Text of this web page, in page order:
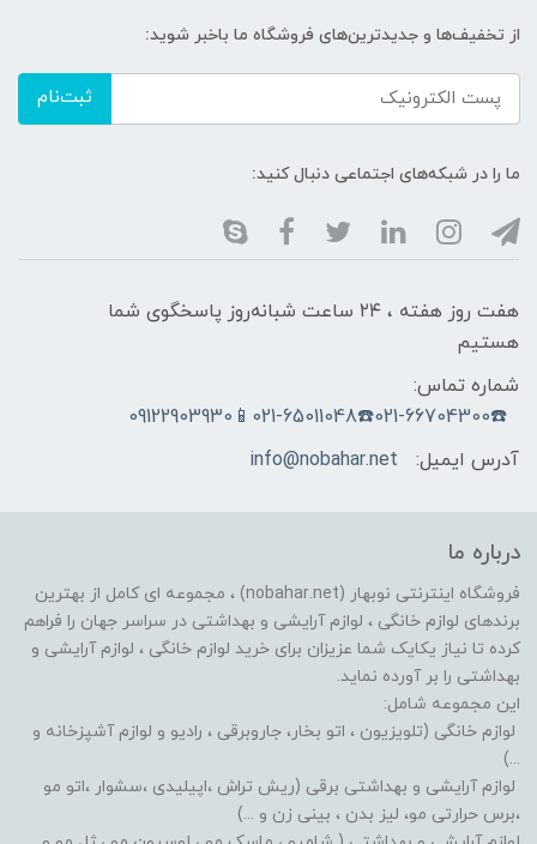
از تخفیف‌ها و جدیدترین‌های فروشگاه ما باخبر شوید:
ثبت‌نام
ما را در شبکه‌های اجتماعی دنبال کنید:
هفت روز هفته ، ۲۴ ساعت شبانه‌روز پاسخگوی شما
هستیم
شماره تماس:
☎️021-66704300☎️021-65011048📱09122903930
آدرس ایمیل:
info@nobahar.net
درباره ما
فروشگاه اینترنتی نوبهار (nobahar.net) ، مجموعه ای کامل از بهترین
برندهای لوازم خانگی ، لوازم آرایشی و بهداشتی در سراسر جهان را فراهم
کرده تا نیاز یکایک شما عزیزان برای خرید لوازم خانگی ، لوازم آرایشی و
بهداشتی را بر آورده نماید.
این مجموعه شامل:
لوازم خانگی (تلویزیون ، اتو بخار، جاروبرقی ، رادیو و لوازم آشپزخانه و
...)
لوازم آرایشی و بهداشتی برقی (ریش تراش ،اپیلیدی ،سشوار ،اتو مو
،برس حرارتی مو، لیز بدن ، بینی زن و ...)